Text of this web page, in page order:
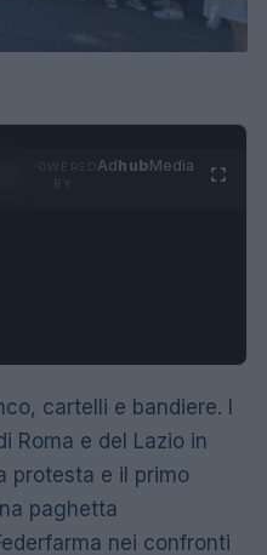
AdhubMedia
cartelli e bandiere. I
Roma e del Lazio in
protesta e il primo
paghetta
nei confronti